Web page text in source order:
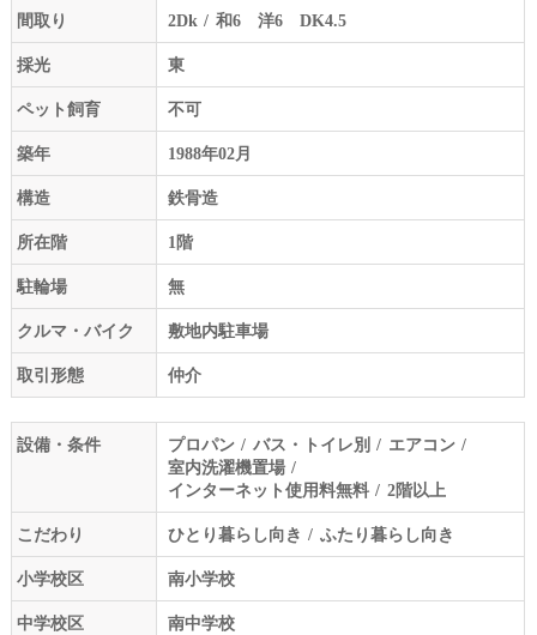
間取り 2Dk 和6 洋6 DK4.5
採光 東
ペット飼育 不可
築年 1988年02月
構造 鉄骨造
所在階 1階
駐輪場 無
クルマ・バイク 敷地内駐車場
取引形態 仲介
設備・条件 プロパン バス・トイレ別
エアコン
室内洗濯機置場
インターネット使用料無料
2階以上
こだわり ひとり暮らし向き ふたり暮らし向き
小学校区 南小学校
中学校区 南中学校